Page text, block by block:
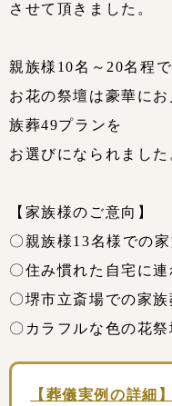
させて頂きました。
親族様10名～20名程
お花の祭壇は豪華に
族葬49プランを
お選びになられました
【家族様のご意向】
〇親族様13名様での
〇住み慣れた自宅に
〇堺市立斎場での家族
〇カラフルな色の花
【葬儀実例の詳細】